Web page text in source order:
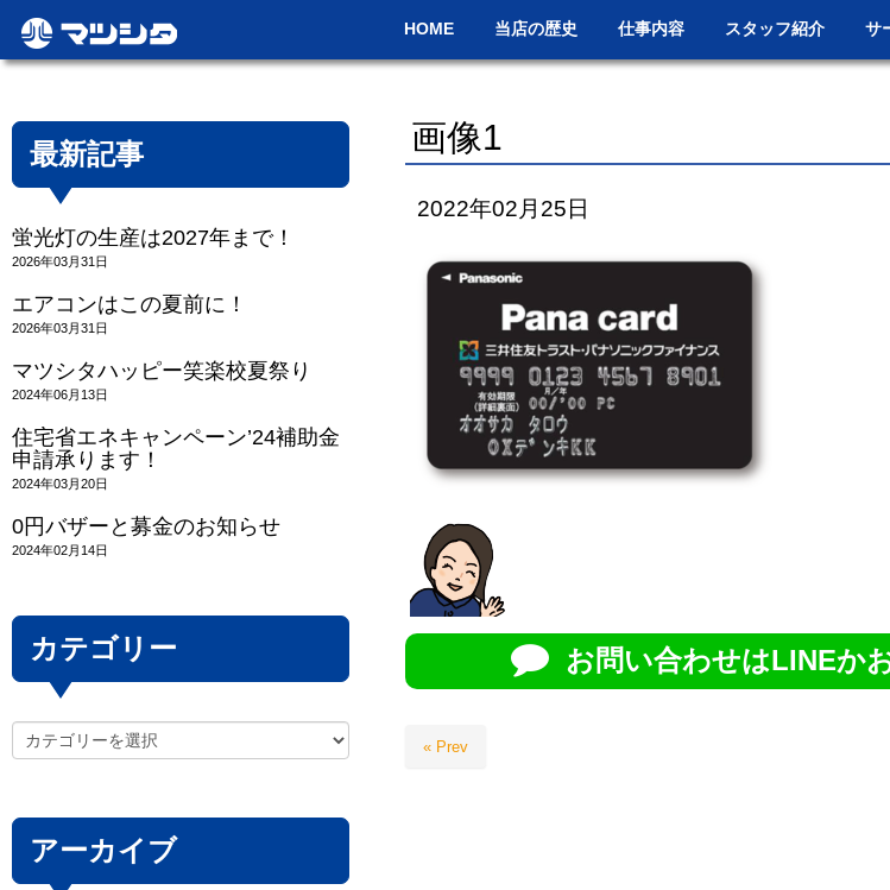
HOME 当店の歴史 仕事内容 スタッフ紹介 サ
画像1
2022年02月25日
お問い合わせはLINEか
« Prev
最新記事
蛍光灯の生産は2027年まで！
2026年03月31日
エアコンはこの夏前に！
2026年03月31日
マツシタハッピー笑楽校夏祭り
2024年06月13日
住宅省エネキャンペーン’24補助金
申請承ります！
2024年03月20日
0円バザーと募金のお知らせ
2024年02月14日
カテゴリー
アーカイブ